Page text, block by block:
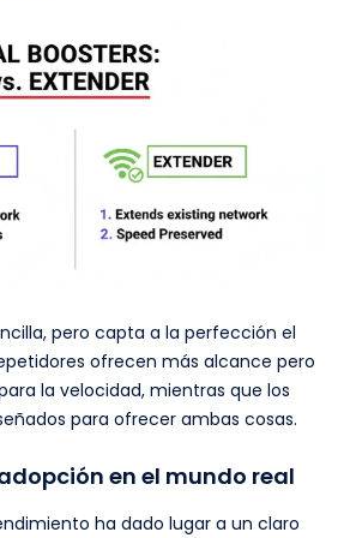
pero capta a la perfección el
ofrecen más alcance pero
la velocidad, mientras que los
para ofrecer ambas cosas.
en el mundo real
ha dado lugar a un claro